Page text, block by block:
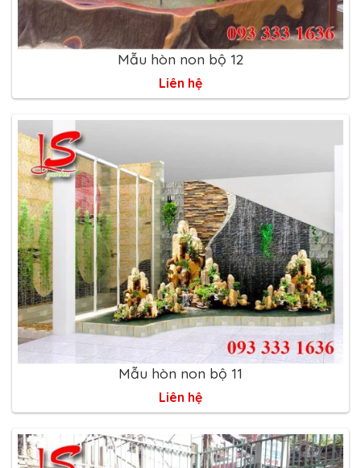
Mẫu hòn non bộ 12
Liên hệ
Mẫu hòn non bộ 11
Liên hệ